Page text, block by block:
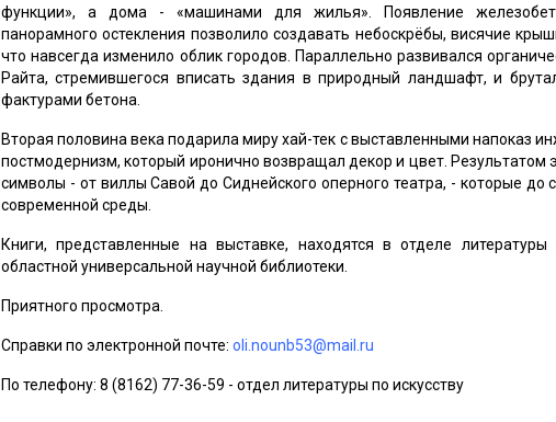
функции», а дома - «машинами для жилья». Появление
панорамного остекления позволило создавать небоскрёбы, висячие
что навсегда изменило облик городов. Параллельно развивался
Райта, стремившегося вписать здания в природный ландшафт, и
фактурами бетона.
Вторая половина века подарила миру хай-тек с выставленными напоказ
постмодернизм, который иронично возвращал декор и цвет. Результатом
символы - от виллы Савой до Сиднейского оперного театра, - которые до
современной среды.
Книги, представленные на выставке, находятся в отделе литературы
областной универсальной научной библиотеки.
Приятного просмотра.
Справки по электронной почте: oli.nounb53@mail.ru
По телефону: 8 (8162) 77-36-59 - отдел литературы по искусству